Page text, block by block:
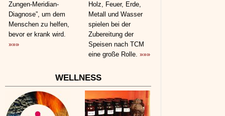
Zungen-Meridian-
Diagnose”, um dem
Menschen zu helfen,
bevor er krank wird.
»»»
Holz, Feuer, Erde,
Metall und Wasser
spielen bei der
Zubereitung der
Speisen nach TCM
eine große Rolle. »»»
WELLNESS